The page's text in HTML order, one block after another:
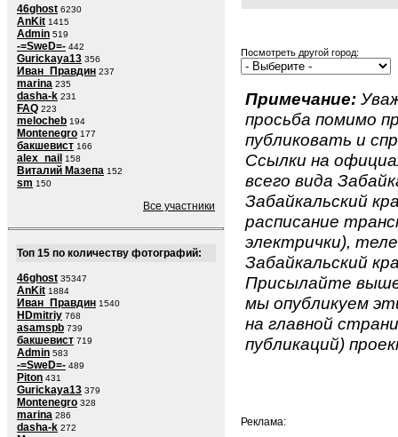
46ghost 6230
AnKit 1415
Admin 519
-=SweD=- 442
Gurickaya13 356
Иван_Правдин 237
marina 235
dasha-k 231
FAQ 223
melocheb 194
Montenegro 177
бакшевист 166
alex_nail 158
Виталий Мазепа 152
sm 150
Все участники
Топ 15 по количеству фотографий:
46ghost 35347
AnKit 1884
Иван_Правдин 1540
HDmitriy 768
asamspb 739
бакшевист 719
Admin 583
-=SweD=- 489
Piton 431
Gurickaya13 379
Montenegro 328
marina 286
dasha-k 272
Посмотреть другой город:
Примечание:
просьба помимо
публиковать и
Ссылки на
всего вида
Забайкальский
расписание
электрички),
Забайкальский
Присылайте
мы опубликуем
на главной
публикаций)
Реклама: